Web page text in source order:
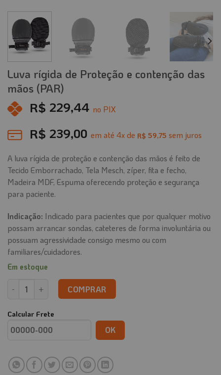
Luva rígida de Proteção e contenção das
mãos (PAR)
R$ 229,44 no PIX
R$ 239,00 em até 4x de R$ 59,75 sem juros
A luva rígida de proteção e contenção das mãos é feito de
Tecido Emborrachado, Tela Mesch, zíper, fita e fecho,
Madeira MDF, Espuma oferecendo proteção e segurança
para paciente.
Indicação: Indicado para pacientes que por qualquer motivo
possam arrancar sondas, cateteres de forma involuntária ou
possuam agressividade consigo mesmo ou com
familiares/cuidadores.
Em estoque
Luva rígida de Proteção e contenção das mãos (PAR) quantidade
COMPRAR
Calcular Frete
OK